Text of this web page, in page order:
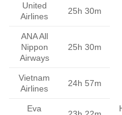
United
Airlines
25h 30m
ANA All
Nippon
Airways
25h 30m
Vietnam
Airlines
24h 57m
Eva